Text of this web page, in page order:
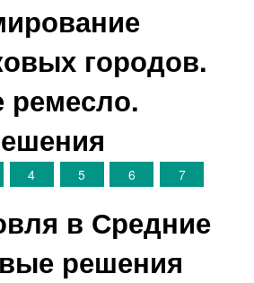
городов.
ремесло.
4 5 6 7
в Средние
решения